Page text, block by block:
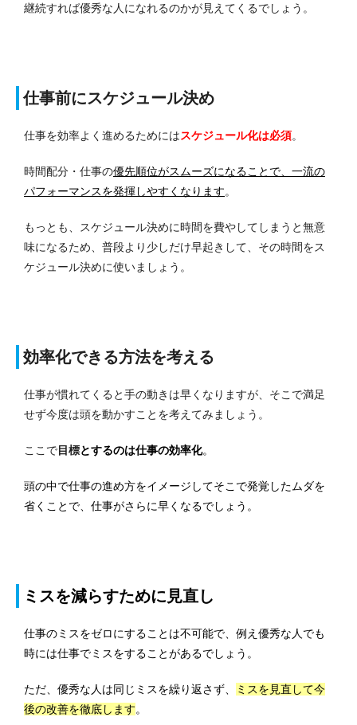
継続すれば優秀な人になれるのかが見えてくるでしょう。
仕事前にスケジュール決め
仕事を効率よく進めるためにはスケジュール化は必須。
時間配分・仕事の優先順位がスムーズになることで、一流の
パフォーマンスを発揮しやすくなります。
もっとも、スケジュール決めに時間を費やしてしまうと無意
味になるため、普段より少しだけ早起きして、その時間をス
ケジュール決めに使いましょう。
効率化できる方法を考える
仕事が慣れてくると手の動きは早くなりますが、そこで満足
せず今度は頭を動かすことを考えてみましょう。
ここで目標とするのは仕事の効率化。
頭の中で仕事の進め方をイメージしてそこで発覚したムダを
省くことで、仕事がさらに早くなるでしょう。
ミスを減らすために見直し
仕事のミスをゼロにすることは不可能で、例え優秀な人でも
時には仕事でミスをすることがあるでしょう。
ただ、優秀な人は同じミスを繰り返さず、
ミスを見直して今
後の改善を徹底します。